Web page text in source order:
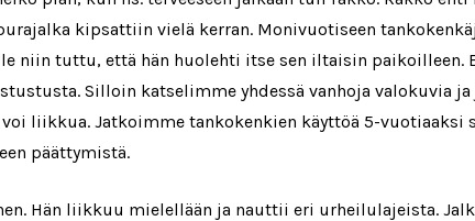
kipsattiin vielä kerran. Monivuotiseen
niin tuttu, että hän huolehti itse sen iltaisin
Silloin katselimme yhdessä vanhoja valokuvia
liikkua. Jatkoimme tankokenkien käyttöä 5-vuotiaaksi
päättymistä.
Hän liikkuu mielellään ja nauttii eri urheilulajeista.